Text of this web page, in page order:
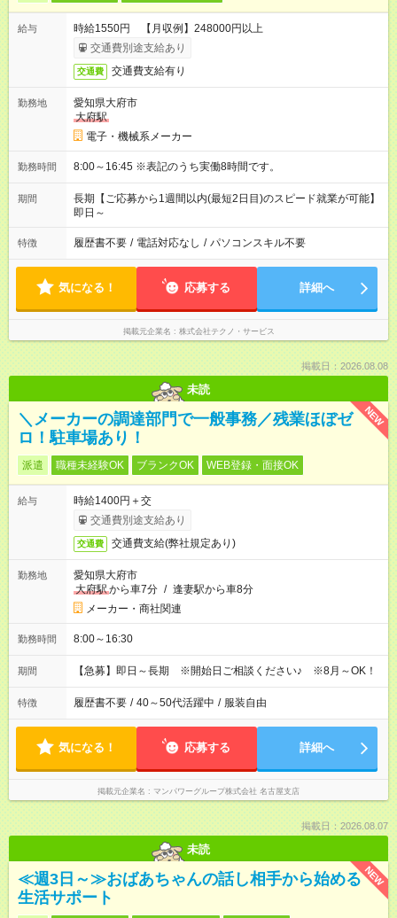
給与
時給1550円 【月収例】248000円以上
交通費別途支給あり
交通費 交通費支給有り
勤務地
愛知県大府市
大府駅
電子・機械系メーカー
勤務時間 8:00～16:45 ※表記のうち実働8時間です。
期間
長期【ご応募から1週間以内(最短2日目)のスピード就業が可能】
即日～
特徴 履歴書不要 / 電話対応なし / パソコンスキル不要
気になる！ 応募する 詳細へ
掲載元企業名 株式会社テクノ・サービス
掲載日：2026.08.08
未読
NEW
＼メーカーの調達部門で一般事務／残業ほぼゼ
ロ！駐車場あり！
派遣 職種未経験OK ブランクOK WEB登録・面接OK
給与
時給1400円＋交
交通費別途支給あり
交通費 交通費支給(弊社規定あり)
勤務地
愛知県大府市
大府駅から車7分 / 逢妻駅から車8分
メーカー・商社関連
勤務時間 8:00～16:30
期間 【急募】即日～長期 ※開始日ご相談ください♪ ※8月～OK！
特徴 履歴書不要 / 40～50代活躍中 / 服装自由
気になる！ 応募する 詳細へ
掲載元企業名 マンパワーグループ株式会社 名古屋支店
掲載日：2026.08.07
未読
NEW
≪週3日～≫おばあちゃんの話し相手から始める
生活サポート